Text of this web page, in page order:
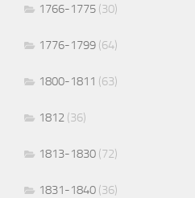
1766-1775 (30)
1776-1799 (64)
1800-1811 (63)
1812 (36)
1813-1830 (72)
1831-1840 (36)